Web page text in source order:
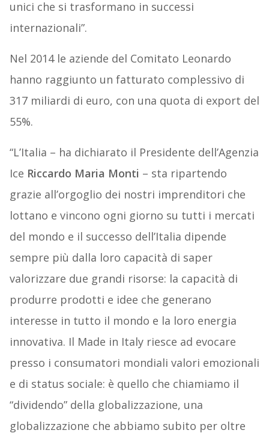
unici che si trasformano in successi
internazionali”.
Nel 2014 le aziende del Comitato Leonardo
hanno raggiunto un fatturato complessivo di
317 miliardi di euro, con una quota di export del
55%.
“L’Italia – ha dichiarato il Presidente dell’Agenzia
Ice Riccardo Maria Monti – sta ripartendo
grazie all’orgoglio dei nostri imprenditori che
lottano e vincono ogni giorno su tutti i mercati
del mondo e il successo dell’Italia dipende
sempre più dalla loro capacità di saper
valorizzare due grandi risorse: la capacità di
produrre prodotti e idee che generano
interesse in tutto il mondo e la loro energia
innovativa. Il Made in Italy riesce ad evocare
presso i consumatori mondiali valori emozionali
e di status sociale: è quello che chiamiamo il
“dividendo” della globalizzazione, una
globalizzazione che abbiamo subito per oltre